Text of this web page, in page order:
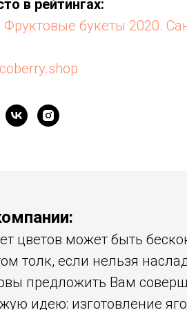
в рейтингах:
Фруктовые букеты 2020.
цветов может быть
толк, если нельзя
предложить Вам
идею: изготовление